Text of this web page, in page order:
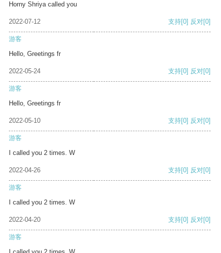
Horny Shriya called you
2022-07-12 支持[0] 反对[0]
游客
Hello, Greetings fr
2022-05-24 支持[0] 反对[0]
游客
Hello, Greetings fr
2022-05-10 支持[0] 反对[0]
游客
I called you 2 times. W
2022-04-26 支持[0] 反对[0]
游客
I called you 2 times. W
2022-04-20 支持[0] 反对[0]
游客